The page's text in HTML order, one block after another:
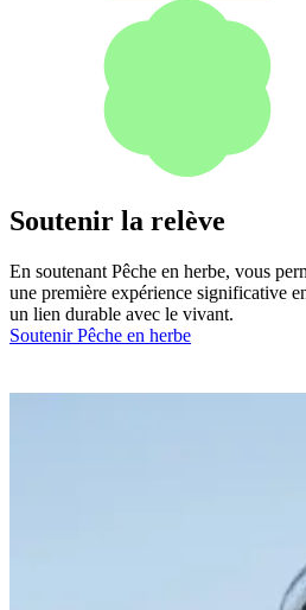
Soutenir la relève
En soutenant Pêche en herbe, vous
une première expérience significative
un lien durable avec le vivant.
Soutenir Pêche en herbe